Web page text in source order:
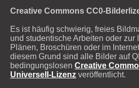
Creative Commons CC0-
Es ist häufig schwierig, freies
und studentische Arbeiten oder zur
Plänen, Broschüren oder im
diesem Grund sind alle Bilder auf
bedingungslosen Creative
Universell-Lizenz veröffentlicht.